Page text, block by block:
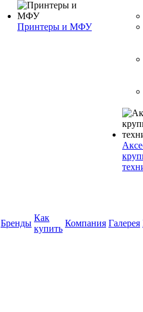
Принтеры и МФУ
Бренды
Как
купить
Компания Галерея